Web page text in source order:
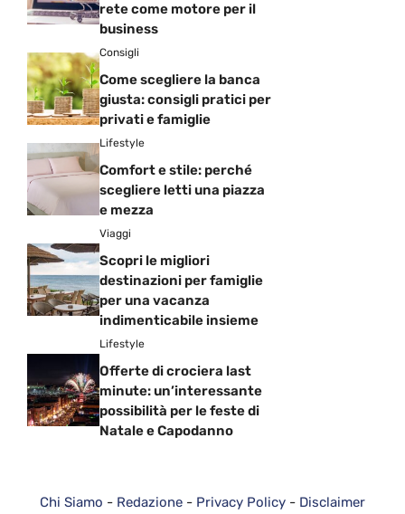
rete come motore per il
business
Consigli
Come scegliere la banca
giusta: consigli pratici per
privati e famiglie
Lifestyle
Comfort e stile: perché
scegliere letti una piazza
e mezza
Viaggi
Scopri le migliori
destinazioni per famiglie
per una vacanza
indimenticabile insieme
Lifestyle
Offerte di crociera last
minute: un’interessante
possibilità per le feste di
Natale e Capodanno
Chi Siamo - Redazione - Privacy Policy - Disclaimer